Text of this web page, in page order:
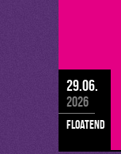
29.06.
2026
floatend